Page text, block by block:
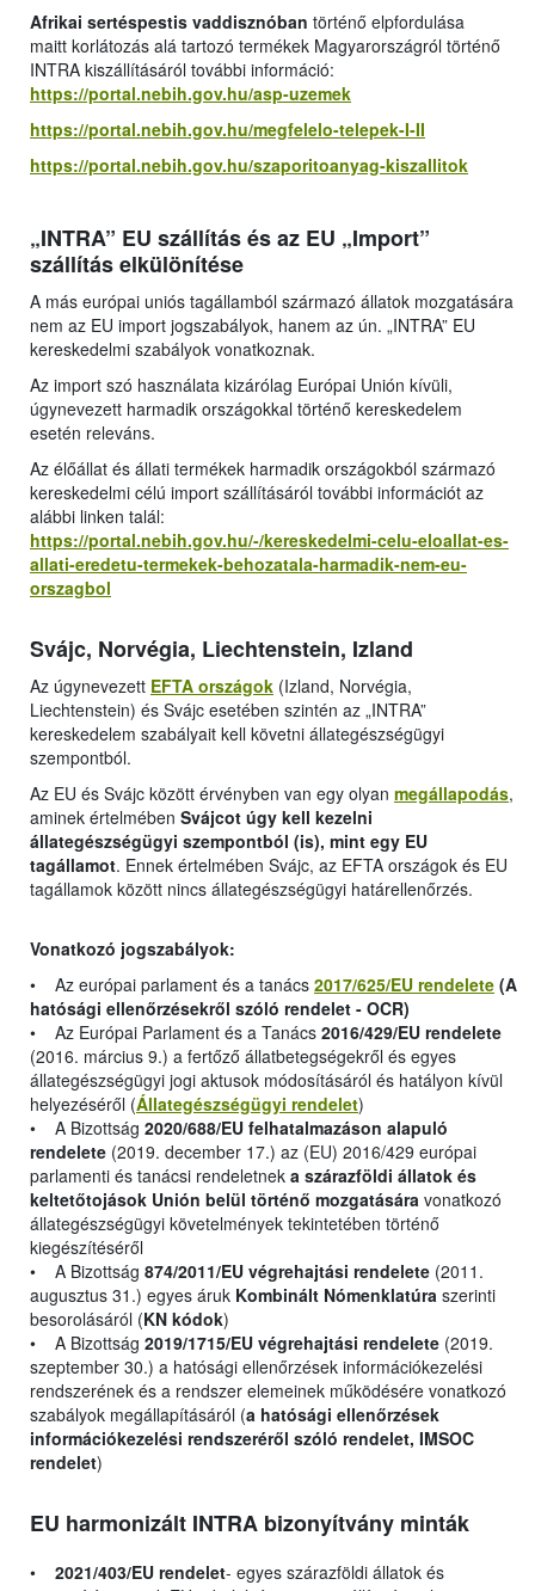
Afrikai sertéspestis vaddisznóban történő elpfordulása
maitt korlátozás alá tartozó termékek Magyarországról történő
INTRA kiszállításáról további információ:
https://portal.nebih.gov.hu/asp-uzemek
https://portal.nebih.gov.hu/megfelelo-telepek-I-II
https://portal.nebih.gov.hu/szaporitoanyag-kiszallitok
„INTRA” EU szállítás és az EU „Import”
szállítás elkülönítése
A más európai uniós tagállamból származó állatok mozgatására
nem az EU import jogszabályok, hanem az ún. „INTRA” EU
kereskedelmi szabályok vonatkoznak.
Az import szó használata kizárólag Európai Unión kívüli,
úgynevezett harmadik országokkal történő kereskedelem
esetén releváns.
Az élőállat és állati termékek harmadik országokból származó
kereskedelmi célú import szállításáról további információt az
alábbi linken talál:
https://portal.nebih.gov.hu/-/kereskedelmi-celu-eloallat-es-
allati-eredetu-termekek-behozatala-harmadik-nem-eu-
orszagbol
Svájc, Norvégia, Liechtenstein, Izland
Az úgynevezett EFTA országok (Izland, Norvégia,
Liechtenstein) és Svájc esetében szintén az „INTRA”
kereskedelem szabályait kell követni állategészségügyi
szempontból.
Az EU és Svájc között érvényben van egy olyan megállapodás,
aminek értelmében Svájcot úgy kell kezelni
állategészségügyi szempontból (is), mint egy EU
tagállamot. Ennek értelmében Svájc, az EFTA országok és EU
tagállamok között nincs állategészségügyi határellenőrzés.
Vonatkozó jogszabályok:
• Az európai parlament és a tanács 2017/625/EU rendelete (A
hatósági ellenőrzésekről szóló rendelet - OCR)
• Az Európai Parlament és a Tanács 2016/429/EU rendelete
(2016. március 9.) a fertőző állatbetegségekről és egyes
állategészségügyi jogi aktusok módosításáról és hatályon kívül
helyezéséről (Állategészségügyi rendelet)
• A Bizottság 2020/688/EU felhatalmazáson alapuló
rendelete (2019. december 17.) az (EU) 2016/429 európai
parlamenti és tanácsi rendeletnek a szárazföldi állatok és
keltetőtojások Unión belül történő mozgatására vonatkozó
állategészségügyi követelmények tekintetében történő
kiegészítéséről
• A Bizottság 874/2011/EU végrehajtási rendelete (2011.
augusztus 31.) egyes áruk Kombinált Nómenklatúra szerinti
besorolásáról (KN kódok)
• A Bizottság 2019/1715/EU végrehajtási rendelete (2019.
szeptember 30.) a hatósági ellenőrzések információkezelési
rendszerének és a rendszer elemeinek működésére vonatkozó
szabályok megállapításáról (a hatósági ellenőrzések
információkezelési rendszeréről szóló rendelet, IMSOC
rendelet)
EU harmonizált INTRA bizonyítvány minták
• 2021/403/EU rendelet- egyes szárazföldi állatok és